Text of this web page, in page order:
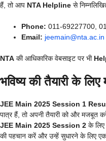
हैं, तो आप NTA Helpline से
Phone: 011-69227700,
Email: jeemain@nta.ac.in
NTA की आधिकारिक वेबसाइट पर भी
भविष्य की तैयारी के लिए
JEE Main 2025 Session 1
पात्र हैं, तो अपनी तैयारी को और मजबूत
JEE Main 2025 Session 2 के लिए
की पहचान करें और उन्हें सुधारने के लिए